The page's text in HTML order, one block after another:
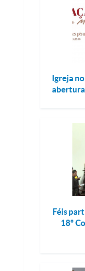
Igreja
abertura
Féis
18º